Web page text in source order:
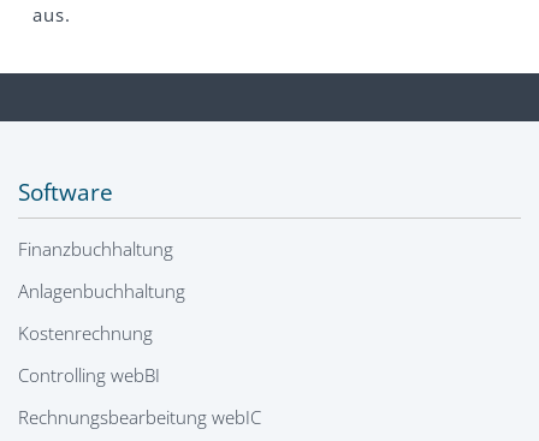
aus.
Software
Finanzbuchhaltung
Anlagenbuchhaltung
Kostenrechnung
Controlling webBI
Rechnungsbearbeitung webIC